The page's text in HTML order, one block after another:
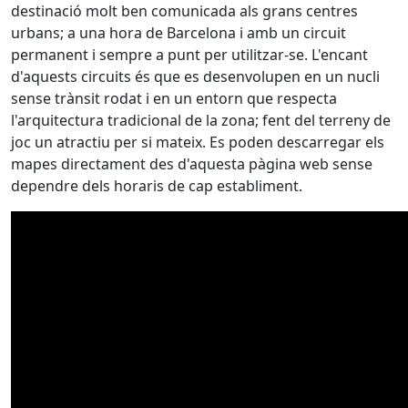
destinació molt ben comunicada als grans centres
urbans; a una hora de Barcelona i amb un circuit
permanent i sempre a punt per utilitzar-se. L'encant
d'aquests circuits és que es desenvolupen en un nucli
sense trànsit rodat i en un entorn que respecta
l'arquitectura tradicional de la zona; fent del terreny de
joc un atractiu per si mateix. Es poden descarregar els
mapes directament des d'aquesta pàgina web sense
dependre dels horaris de cap establiment.